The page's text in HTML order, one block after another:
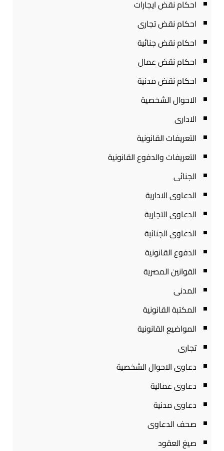
احكام نقض ايجارات
احكام نقض تجارى
احكام نقض جنائية
احكام نقض عمال
احكام نقض مدنية
الاحوال الشخصية
الادارى
التعريفات القانونية
التعريفات والدفوع القانونية
الجنائى
الدعاوى الادارية
الدعاوى التجارية
الدعاوى الجنائية
الدفوع القانونية
القوانين المصرية
المدنى
المكتبة القانونية
المواضيع القانونية
تجارى
دعاوى الاحوال الشخصية
دعاوى عمالية
دعاوى مدنية
صحف الدعاوى
صيغ العقود